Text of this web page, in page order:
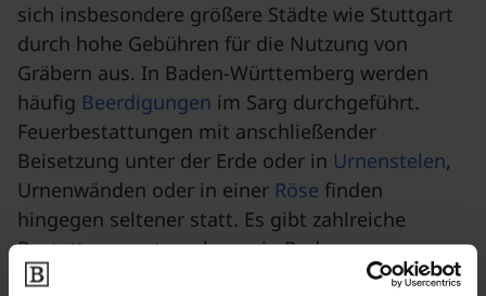
sich insbesondere größere Städte wie Stuttgart
durch hohe Gebühren für die Nutzung von
Gräbern aus. In Baden-Württemberg werden
häufig Beerdigungen im Sarg durchgeführt.
Feuerbestattungen mit anschließender
Beisetzung unter der Erde oder in Urnenstelen,
Urnenwänden oder in einer Röse finden
hingegen seltener statt. Es gibt zahlreiche
Bestattungsunternehmen in Baden-
Württemberg, die bedingt durch die Nähe zur